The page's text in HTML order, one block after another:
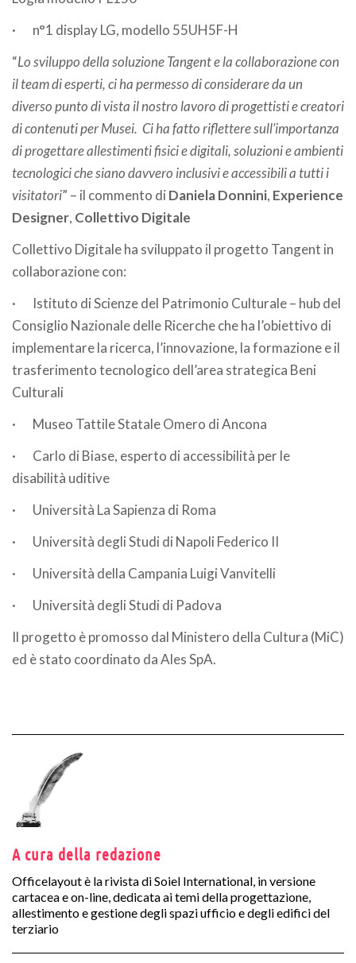
·
n°1 display LG, modello 55UH5F-H
“Lo sviluppo della soluzione Tangent e la collaborazione con
il team di esperti, ci ha permesso di considerare da un
diverso punto di vista il nostro lavoro di progettisti e creatori
di contenuti per Musei. Ci ha fatto riflettere sull’importanza
di progettare allestimenti fisici e digitali, soluzioni e ambienti
tecnologici che siano davvero inclusivi e accessibili a tutti i
visitatori” – il commento di Daniela Donnini, Experience
Designer, Collettivo Digitale
Collettivo Digitale ha sviluppato il progetto Tangent in
collaborazione con:
·
Istituto di Scienze del Patrimonio Culturale – hub del
Consiglio Nazionale delle Ricerche che ha l’obiettivo di
implementare la ricerca, l’innovazione, la formazione e il
trasferimento tecnologico dell’area strategica Beni
Culturali
·
Museo Tattile Statale Omero di Ancona
·
Carlo di Biase, esperto di accessibilità per le
disabilità uditive
·
Università La Sapienza di Roma
·
Università degli Studi di Napoli Federico II
·
Università della Campania Luigi Vanvitelli
·
Università degli Studi di Padova
Il progetto è promosso dal Ministero della Cultura (MiC)
ed è stato coordinato da Ales SpA.
A cura della redazione
Officelayout è la rivista di Soiel International, in versione
cartacea e on-line, dedicata ai temi della progettazione,
allestimento e gestione degli spazi ufficio e degli edifici del
terziario